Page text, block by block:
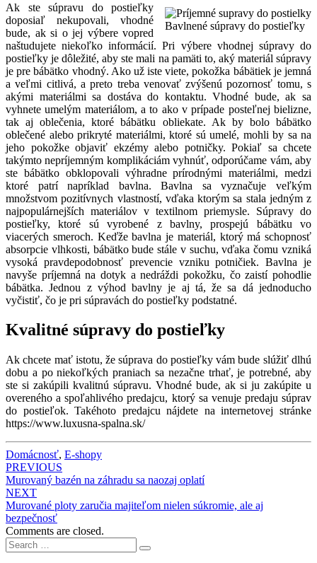
Bavlnené súpravy do postieľky
Ak ste súpravu do postieľky
doposiaľ nekupovali, vhodné
bude, ak si o jej výbere vopred
naštudujete niekoľko informácií. Pri výbere vhodnej súpravy do
postieľky je dôležité, aby ste mali na pamäti to, aký materiál súpravy
je pre bábätko vhodný. Ako už iste viete, pokožka bábätiek je jemná
a veľmi citlivá, a preto treba venovať zvýšenú pozornosť tomu, s
akými materiálmi sa dostáva do kontaktu. Vhodné bude, ak sa
vyhnete umelým materiálom, a to ako v prípade posteľnej bielizne,
tak aj oblečenia, ktoré bábätku obliekate. Ak by bolo bábätko
oblečené alebo prikryté materiálmi, ktoré sú umelé, mohli by sa na
jeho pokožke objaviť ekzémy alebo potničky. Pokiaľ sa chcete
takýmto nepríjemným komplikáciám vyhnúť, odporúčame vám, aby
ste bábätko obklopovali výhradne prírodnými materiálmi, medzi
ktoré patrí napríklad bavlna. Bavlna sa vyznačuje veľkým
množstvom pozitívnych vlastností, vďaka ktorým sa stala jedným z
najpopulárnejších materiálov v textilnom priemysle. Súpravy do
postieľky, ktoré sú vyrobené z bavlny, prospejú bábätku vo
viacerých smeroch. Keďže bavlna je materiál, ktorý má schopnosť
absorpcie vlhkosti, bábätko bude stále v suchu, vďaka čomu vzniká
vysoká pravdepodobnosť prevencie vzniku potničiek. Bavlna je
navyše príjemná na dotyk a nedráždi pokožku, čo zaistí pohodlie
bábätka. Jednou z výhod bavlny je aj tá, že sa dá jednoducho
vyčistiť, čo je pri súpravách do postieľky podstatné.
Kvalitné súpravy do postieľky
Ak chcete mať istotu, že súprava do postieľky vám bude slúžiť dlhú
dobu a po niekoľkých praniach sa nezačne trhať, je potrebné, aby
ste si zakúpili kvalitnú súpravu. Vhodné bude, ak si ju zakúpite u
overeného a spoľahlivého predajcu, ktorý sa venuje predaju súprav
do postieľok. Takéhoto predajcu nájdete na internetovej stránke
https://www.luxusna-spalna.sk/
Domácnosť, E-shopy
Post
navigation
PREVIOUS
Murovaný bazén na záhradu sa naozaj oplatí
NEXT
Murované ploty zaručia majiteľom nielen súkromie, ale aj
bezpečnosť
Comments are closed.
Search
for:
Search